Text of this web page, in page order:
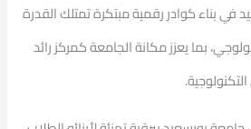
في بناء كوادر رقمية مبتكرة تمتلك القدرة
بما يعزز مكانة الجامعة كمركز رائد